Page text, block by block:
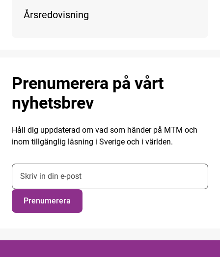
Årsredovisning
Prenumerera på vårt
nyhetsbrev
Håll dig uppdaterad om vad som händer på MTM och
inom tillgänglig läsning i Sverige och i världen.
E-postadress nyhetsbrevsprenumeration
Prenumerera